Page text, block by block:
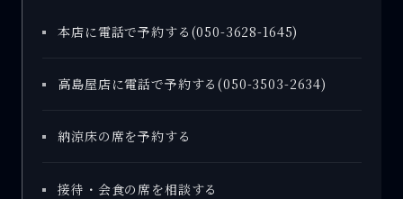
本店に電話で予約する(050-3628-1645)
高島屋店に電話で予約する(050-3503-2634)
納涼床の席を予約する
接待・会食の席を相談する